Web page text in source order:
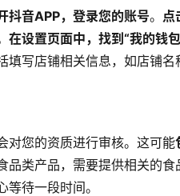
抖音APP，登录您的账号。 点
在设置页面中，找到“我的钱
填写店铺相关信息，如店铺名
对您的资质进行审核。这可能
品类产品，需要提供相关的
等待一段时间。